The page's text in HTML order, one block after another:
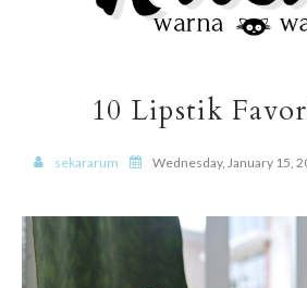
10 Lipstik
sekararum Wednesday, January 15,